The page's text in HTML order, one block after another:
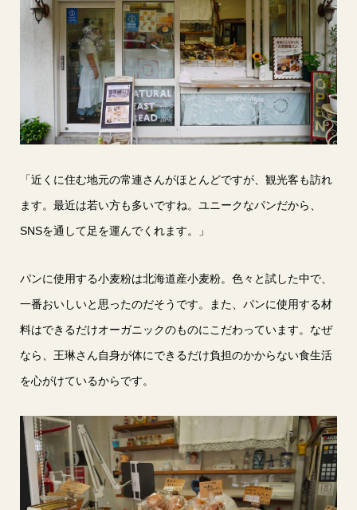
「近くに住む地元の常連さんがほとんどですが、観光客も訪れ
ます。最近は若い方も多いですね。ユニークなパンだから、
SNSを通して足を運んでくれます。」
パンに使用する小麦粉は北海道産小麦粉。色々と試した中で、
一番おいしいと思ったのだそうです。また、パンに使用する材
料はできるだけオーガニックのものにこだわっています。なぜ
なら、王琳さん自身が体にできるだけ負担のかからない食生活
を心がけているからです。